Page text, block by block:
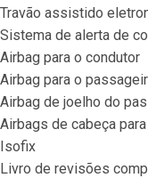
Travão assistido
Sistema de alerta de
Airbag para o condutor
Airbag para o
Airbag de joelho do
Airbags de cabeça
Isofix
Livro de revisões